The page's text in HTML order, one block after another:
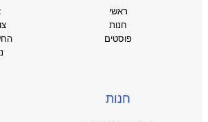
ראשי
חנות
פוסטים
חנות